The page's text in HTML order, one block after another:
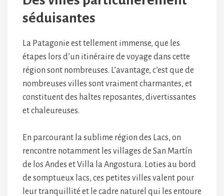
séduisantes
La Patagonie est tellement immense, que les
étapes lors d’un itinéraire de voyage dans cette
région sont nombreuses. L’avantage, c’est que de
nombreuses villes sont vraiment charmantes, et
constituent des haltes reposantes, divertissantes
et chaleureuses.
En parcourant la sublime région des Lacs, on
rencontre notamment les villages de San Martín
de los Andes et Villa la Angostura. Loties au bord
de somptueux lacs, ces petites villes valent pour
leur tranquillité et le cadre naturel qui les entoure